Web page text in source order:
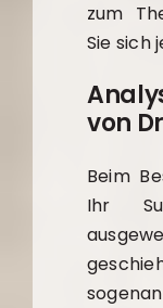
zum
Sie sich
von
Beim
Ihr